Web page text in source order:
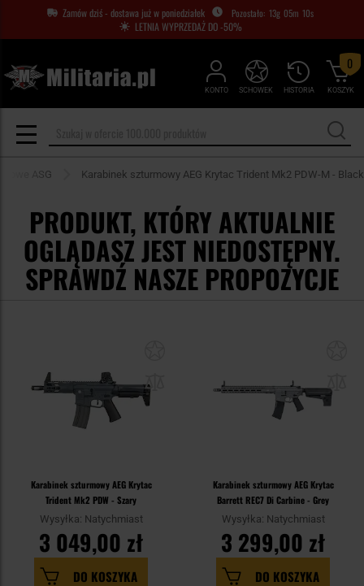
Zamów dziś - dostawa już w poniedziałek 13g 05m 09s
LETNIA WYPRZEDAŻ DO -50%
KONTO HISTORIA
SCHOWEK KOSZYK
0
ASG Karabinek szturmowy AEG Krytac Trident Mk2 PDW-M - Black
PRODUKT, KTÓRY AKTUALNIE
OGLĄDASZ JEST NIEDOSTĘPNY.
SPRAWDŹ NASZE PROPOZYCJE
Karabinek szturmowy AEG Krytac
Trident Mk2 PDW - Szary
Wysyłka: Natychmiast
3 049,00 zł
DO KOSZYKA
Karabinek szturmowy AEG Krytac
Barrett REC7 Di Carbine - Grey
Wysyłka: Natychmiast
3 299,00 zł
DO KOSZYKA